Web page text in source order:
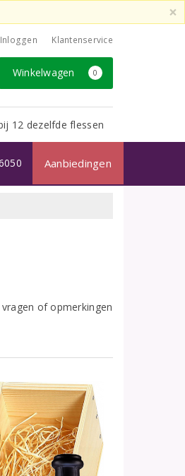
×
Inloggen Klantenservice
Winkelwagen 0
12 dezelfde flessen
Aanbiedingen
of opmerkingen